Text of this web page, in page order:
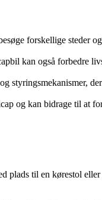
forskellige steder
kan også forbedre
styringsmekanismer,
og kan bidrage til at
plads til en kørestol